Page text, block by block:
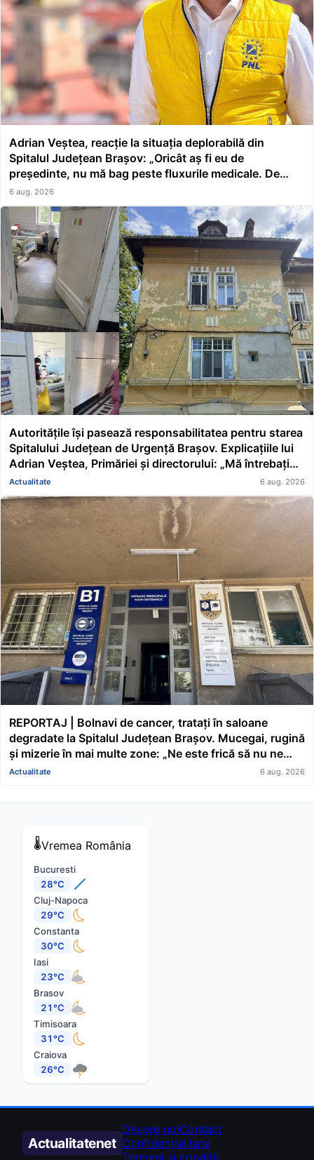
Adrian Veștea, reacție la situația deplorabilă din
Spitalul Județean Brașov: „Oricât aș fi eu de
președinte, nu mă bag peste fluxurile medicale. De
asta a făcut școală managerul”
6 aug. 2026
Autoritățile își pasează responsabilitatea pentru starea
Spitalului Județean de Urgență Brașov. Explicațiile lui
Adrian Veștea, Primăriei și directorului: „Mă întrebați
pe mine de ce nu s-au renovat în ultimii 36 de ani?”
Actualitate 6 aug. 2026
REPORTAJ | Bolnavi de cancer, tratați în saloane
degradate la Spitalul Județean Brașov. Mucegai, rugină
și mizerie în mai multe zone: „Ne este frică să nu ne
cadă tavanul în cap” FOTO/VIDEO
Actualitate 6 aug. 2026
🌡️Vremea România
Bucuresti
28°C
Cluj-Napoca
29°C
Constanta
30°C
Iasi
23°C
Brasov
21°C
Timisoara
31°C
Craiova
26°C
Actualitatenet
Despre noiContact
Confidențialitate